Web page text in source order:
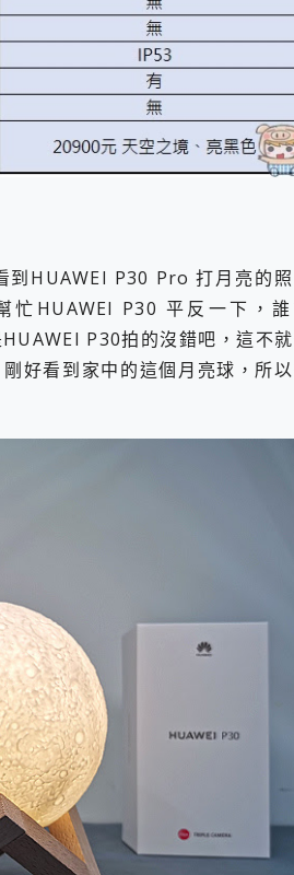
到HUAWEI P30 Pro 打月亮的照
忙HUAWEI P30 平反一下，
P30拍的沒錯吧，這不
好看到家中的這個月亮球，所